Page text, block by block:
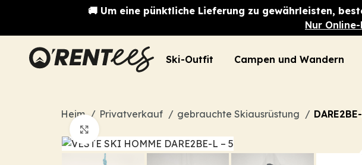
🚚 Um eine pünktliche Lieferung zu gewährleisten,
Nur
Ski-Outfit Campen und Wandern
Heim Privatverkauf gebrauchte Skiausrüstung